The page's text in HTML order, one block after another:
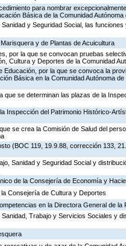
para nombrar
Básica de la Comunidad Autónoma
y Seguridad Social, las
y de Plantas de Acuicultura
por la que se convocan pruebas
Cultura y Deportes de la Comunidad
Educación, por la que se convoca la
Básica en la Comunidad Autónoma
se determinan las plazas de la
Inspección del Patrimonio Histórico-
se crea la Comisión de Salud del
(BOC 119, 19.9.88, corrección 133,
Sanidad y Seguridad Social y
de la Consejería de Economía y
Consejería de Cultura y Deportes
en la Directora General de la
Trabajo y Servicios Sociales y